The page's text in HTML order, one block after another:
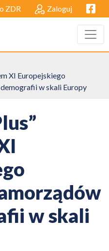
ZDR Zaloguj
XI Europejskiego
w skali Europy
w skali